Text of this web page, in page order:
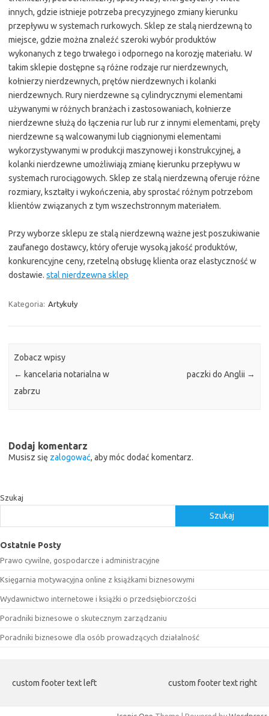
innych, gdzie istnieje potrzeba precyzyjnego zmiany kierunku
przepływu w systemach rurkowych. Sklep ze stalą nierdzewną to
miejsce, gdzie można znaleźć szeroki wybór produktów
wykonanych z tego trwałego i odpornego na korozję materiału. W
takim sklepie dostępne są różne rodzaje rur nierdzewnych,
kołnierzy nierdzewnych, prętów nierdzewnych i kolanki
nierdzewnych. Rury nierdzewne są cylindrycznymi elementami
używanymi w różnych branżach i zastosowaniach, kołnierze
nierdzewne służą do łączenia rur lub rur z innymi elementami, pręty
nierdzewne są walcowanymi lub ciągnionymi elementami
wykorzystywanymi w produkcji maszynowej i konstrukcyjnej, a
kolanki nierdzewne umożliwiają zmianę kierunku przepływu w
systemach rurociągowych. Sklep ze stalą nierdzewną oferuje różne
rozmiary, kształty i wykończenia, aby sprostać różnym potrzebom
klientów związanych z tym wszechstronnym materiałem.
Przy wyborze sklepu ze stalą nierdzewną ważne jest poszukiwanie
zaufanego dostawcy, który oferuje wysoką jakość produktów,
konkurencyjne ceny, rzetelną obsługę klienta oraz elastyczność w
dostawie. stal nierdzewna sklep
Kategoria: Artykuły
Zobacz wpisy
← kancelaria notarialna w
zabrzu
paczki do Anglii →
Dodaj komentarz
Musisz się zalogować, aby móc dodać komentarz.
Szukaj
Szukaj
Ostatnie Posty
Prawo cywilne, gospodarcze i administracyjne
Księgarnia motywacyjna online z książkami biznesowymi
Wydawnictwo internetowe i książki o przedsiębiorczości
Poradniki biznesowe o skutecznym zarządzaniu
Poradniki biznesowe dla osób prowadzących działalność
custom footer text left custom footer text right